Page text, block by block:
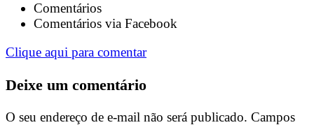
Comentários
Comentários via Facebook
Clique aqui para comentar
Deixe um comentário
O seu endereço de e-mail não será publicado. Campos